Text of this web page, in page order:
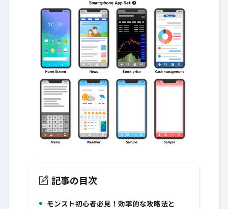
記事の目次
モンスト初心者必見！効率的な攻略法と